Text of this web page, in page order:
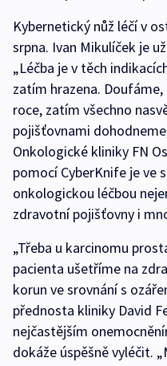
Kybernetický nůž léčí v
srpna. Ivan Mikulíček je
„Léčba je v těch
zatím hrazena.
roce, zatím všechno
pojišťovnami
Onkologické kliniky FN
pomocí CyberKnife je ve
onkologickou léčbou
zdravotní pojišťovny i
„Třeba u karcinomu
pacienta ušetříme na
korun ve srovnání s
přednosta kliniky David
nejčastějším
dokáže úspěšně vyléčit.